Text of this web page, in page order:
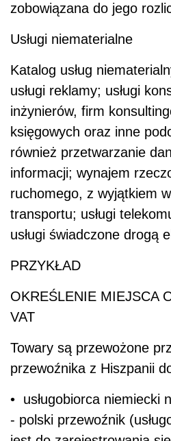
zobowiązana do jego
Usługi niematerialne
Katalog usług
usługi reklamy; usługi
inżynierów, firm
księgowych oraz inne
również przetwarzanie
informacji; wynajem
ruchomego, z wyjątkiem
transportu; usługi
usługi świadczone drogą
PRZYKŁAD
OKREŚLENIE MIEJSCA
VAT
Towary są przewożone
przewoźnika z Hiszpanii
• usługobiorca niemiecki
- polski przewoźnik